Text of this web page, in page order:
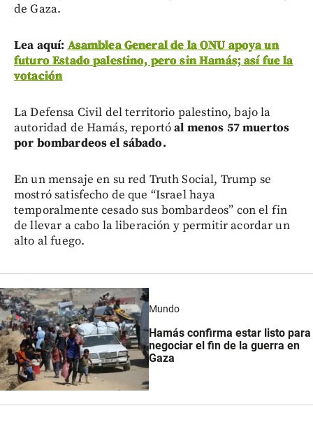
de Gaza.
Lea aquí: Asamblea General de la ONU apoya un
futuro Estado palestino, pero sin Hamás; así fue la
votación
La Defensa Civil del territorio palestino, bajo la
autoridad de Hamás, reportóal menos 57 muertos
por bombardeos el sábado.
En un mensaje en su red Truth Social, Trump se
mostró satisfecho de que “Israel haya
temporalmente cesado sus bombardeos” con el fin
de llevar a cabo la liberación y permitir acordar un
alto al fuego.
Mundo
Hamás confirma estar listo para
negociar el fin de la guerra en
Gaza